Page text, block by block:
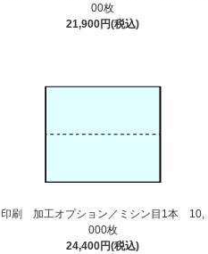
00枚
21,900円(税込)
印刷 加工オプション／ミシン目1本 10,
000枚
24,400円(税込)